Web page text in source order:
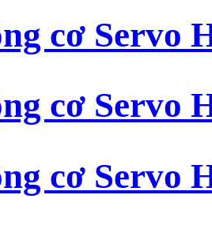
cơ Servo
cơ Servo
cơ Servo